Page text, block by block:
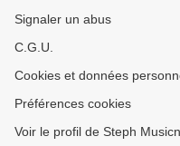
Signaler un abus
C.G.U.
Cookies et données
Préférences cookies
Voir le profil de Steph